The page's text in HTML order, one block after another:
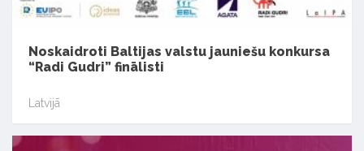
Noskaidroti Baltijas valstu jauniešu konkursa
“Radi Gudri” finālisti
Latvijā